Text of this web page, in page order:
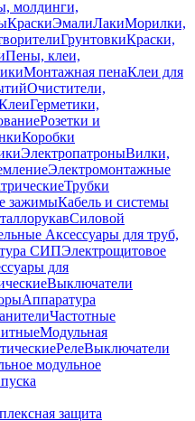
молдинги,
КраскиЭмалиЛакиМорилки,
ГрунтовкиКраски,
Пены, клеи,
Монтажная пенаКлеи для
Очистители,
Герметики,
Розетки и
Коробки
ЭлектропатроныВилки,
Электромонтажные
Трубки
зажимыКабель и системы
Силовой
Аксессуары для труб,
СИПЭлектрощитовое
для
Выключатели
Аппаратура
Частотные
Модульная
РелеВыключатели
модульное
защита